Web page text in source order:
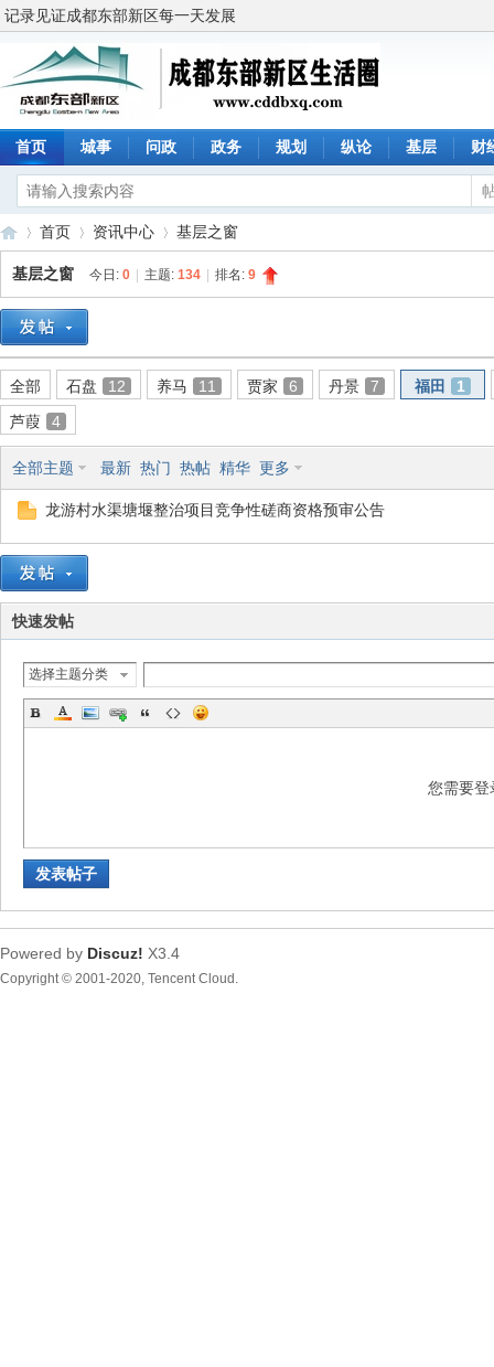
记录见证成都东部新区每一天发展
首页 城事 问政 政务 规划 纵论 基层 财
成
都
部
»
首页
›
资讯中心 基层之窗
基层之窗 今日: 0 主题: 134 排名: 9
全部 石盘 12 养马 11 贾家 6 丹景 7 福田
1
芦葭
4
全部主题 最新 热门 热帖 精华 更多
龙游村水渠塘堰整治项目竞争性磋商资格预审公告
快速发帖
选择主题分类
您需要
发表帖子
Powered by Discuz! X3.4
Copyright © 2001-2020, Tencent Cloud.